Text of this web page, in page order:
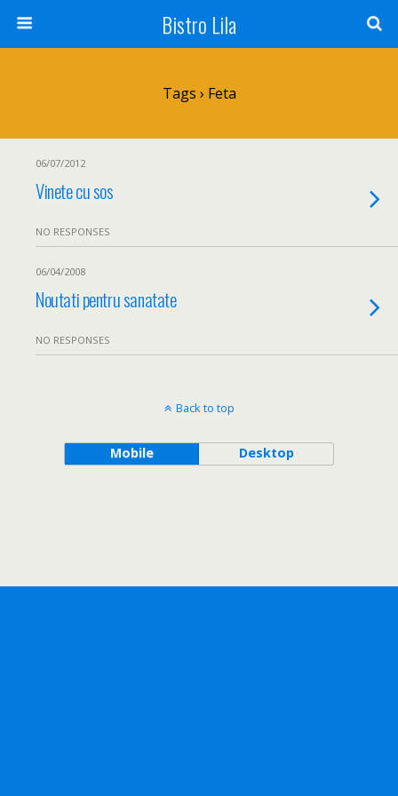
Bistro Lila
Tags › Feta
06/07/2012
Vinete cu sos
NO RESPONSES
06/04/2008
Noutati pentru sanatate
NO RESPONSES
Back to top
Mobile Desktop